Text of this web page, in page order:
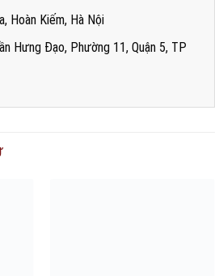
Hoàn Kiếm, Hà Nội
Hưng Đạo, Phường 11, Quận 5, TP